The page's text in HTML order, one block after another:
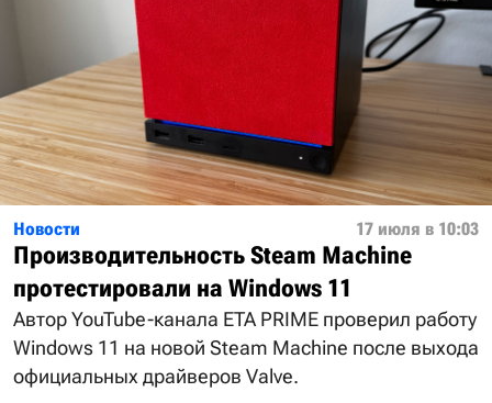
Новости 17 июля в 10:03
Производительность Steam Machine
протестировали на Windows 11
Автор YouTube-канала ETA PRIME проверил работу
Windows 11 на новой Steam Machine после выхода
официальных драйверов Valve.